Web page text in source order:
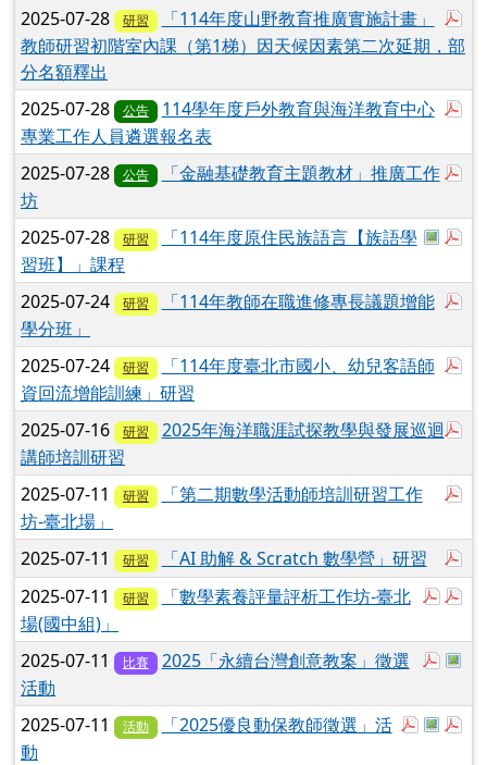
2025-07-28 研習
「114年度山野教育推廣實施計畫」
教師研習初階室內課（第1梯）因天候因素第二次延期，部
分名額釋出
2025-07-28 公告
114學年度戶外教育與海洋教育中心
專業工作人員遴選報名表
2025-07-28 公告
「金融基礎教育主題教材」推廣工作
坊
於彈
2025-07-28 研習
「114年度原住民族語言【族語學
習班】」課程
2025-07-24 研習
「114年教師在職進修專長議題增能
學分班」
2025-07-24 研習
「114年度臺北市國小、幼兒客語師
資回流增能訓練」研習
2025-07-16 研習
2025年海洋職涯試探教學與發展巡迴
講師培訓研習
2025-07-11 研習
「第二期數學活動師培訓研習工作
坊-臺北場」
2025-07-11 研習
「AI 助解 & Scratch 數學營」研習
於彈
2025-07-11 研習
「數學素養評量評析工作坊-臺北
場(國中組)」
於彈
2025-07-11 比賽
2025「永續台灣創意教案」徵選
活動
於彈跳
於彈
2025-07-11 活動
「2025優良動保教師徵選」活
動